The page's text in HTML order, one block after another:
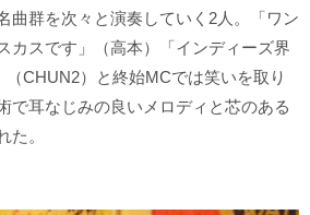
曲群を次々と演奏していく2人。「ワン
カスです」（高本）「インディーズ界
CHUN2）と終始MCでは笑いを取り
で耳なじみの良いメロディと芯のある
た。